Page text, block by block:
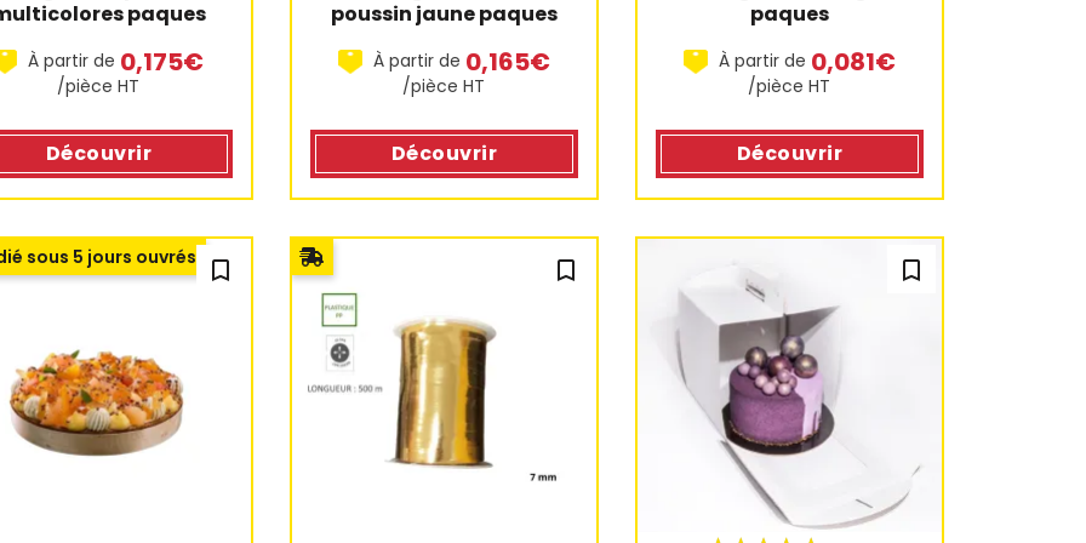
paques
À partir de 0,175€
/pièce HT
Découvrir
poussin jaune paques
À partir de 0,165€
/pièce HT
Découvrir
paques
À partir de 0,081€
/pièce HT
Découvrir
bookmark_outline
sous 5 jours ouvrés bookmark_outline bookmark_outline